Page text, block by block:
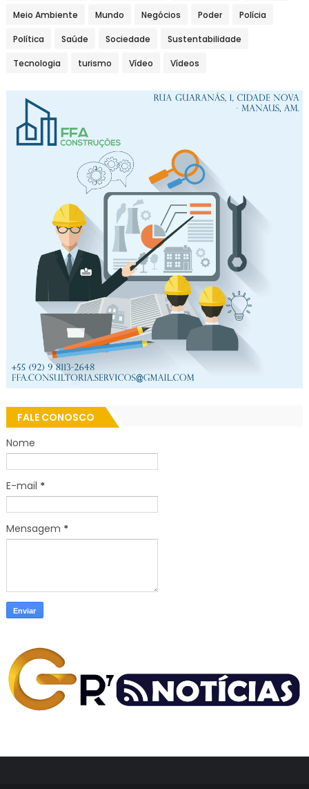
Meio Ambiente Mundo Negócios Poder Polícia
Política Saúde Sociedade Sustentabilidade
Tecnologia turismo Vídeo Vídeos
FALE CONOSCO
Nome
E-mail *
Mensagem *